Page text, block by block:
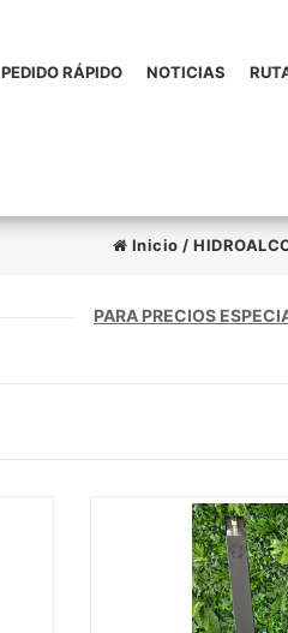
PEDIDO RÁPIDO NOTICIAS
Inicio /
PARA PRECIOS